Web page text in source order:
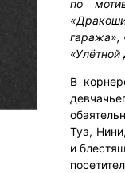
по
гаража»,
«Улётной
В
Туа,
и